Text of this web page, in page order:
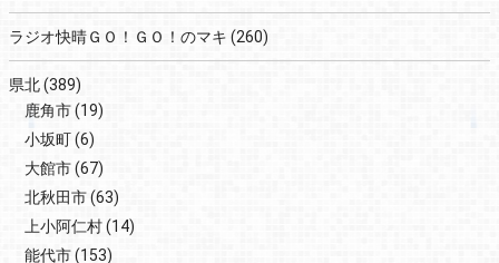
ラジオ快晴ＧＯ！ＧＯ！のマキ (260)
県北(389)
鹿角市(19)
小坂町(6)
大館市(67)
北秋田市(63)
上小阿仁村(14)
能代市(153)